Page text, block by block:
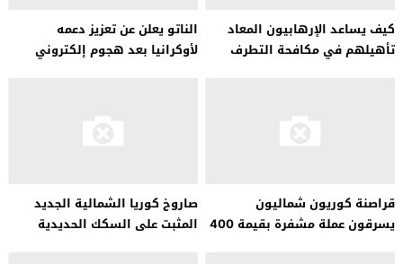
كيف يساعد الإرهابيون المعاد
تأهيلهم في مكافحة التطرف
الناتو يعلن عن تعزيز دعمه
لأوكرانيا بعد هجوم إلكتروني
قراصنة كوريون شماليون
يسرقون عملة مشفرة بقيمة 400
صاروخ كوريا الشمالية الجديد
المثبت على السكك الحديدية